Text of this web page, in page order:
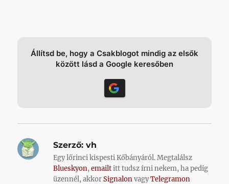
Állítsd be, hogy a Csakblogot mindig az elsők
között lásd a Google keresőben
Szerző: vh
Egy lőrinci kispesti Kőbányáról. Megtalálsz
Blueskyon,emailtitt tudsz írni nekem, ha pedig
üzennél, akkorSignalonvagyTelegramon